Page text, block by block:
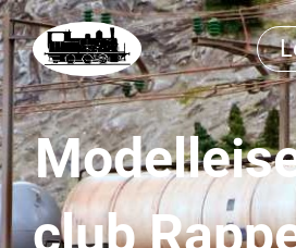
club